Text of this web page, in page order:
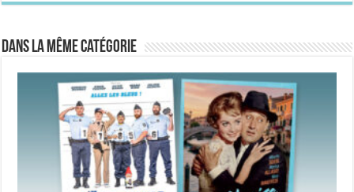
Dans la même catégorie